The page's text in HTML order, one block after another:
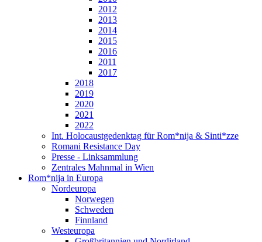
2012
2013
2014
2015
2016
2011
2017
2018
2019
2020
2021
2022
Int. Holocaustgedenktag für Rom*nija & Sinti*zze
Romani Resistance Day
Presse - Linksammlung
Zentrales Mahnmal in Wien
Rom*nija in Europa
Nordeuropa
Norwegen
Schweden
Finnland
Westeuropa